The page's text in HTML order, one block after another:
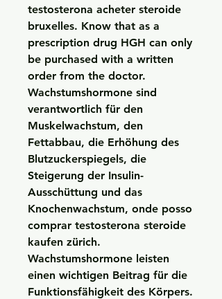
testosterona acheter steroide
bruxelles. Know that as a
prescription drug HGH can only
be purchased with a written
order from the doctor.
Wachstumshormone sind
verantwortlich für den
Muskelwachstum, den
Fettabbau, die Erhöhung des
Blutzuckerspiegels, die
Steigerung der Insulin-
Ausschüttung und das
Knochenwachstum, onde posso
comprar testosterona steroide
kaufen zürich.
Wachstumshormone leisten
einen wichtigen Beitrag für die
Funktionsfähigkeit des Körpers.